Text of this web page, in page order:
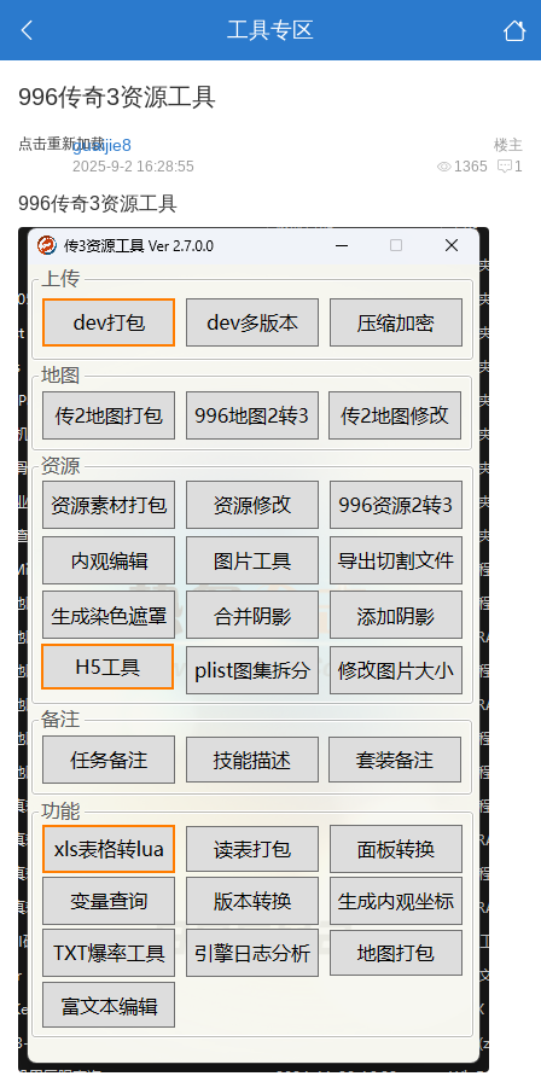
工具专区
996传奇3资源工具
点击重新加载 楼主
guaijie8
1365 1
2025-9-2 16:28:55
996传奇3资源工具